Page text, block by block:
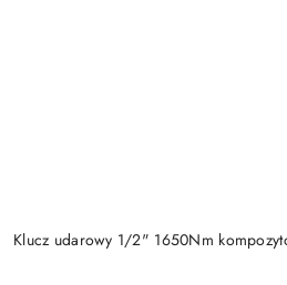
Klucz udarowy 1/2" 1650Nm